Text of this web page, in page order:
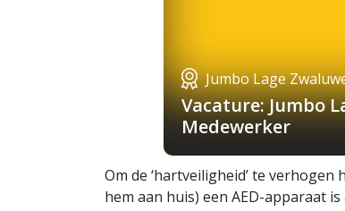
Jumbo Lage
Vacature: Jumbo
Medewerker
Om de ‘hartveiligheid’ te
hem aan huis) een AED-apparaat